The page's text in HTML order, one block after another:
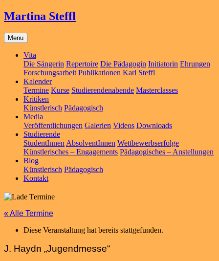
Martina Steffl
Menu
Vita
Die Sängerin Repertoire Die Pädagogin Initiatorin Ehrungen
Forschungsarbeit Publikationen Karl Steffl
Kalender
Termine Kurse Studierendenabende Masterclasses
Kritiken
Künstlerisch Pädagogisch
Media
Veröffentlichungen Galerien Videos Downloads
Studierende
StudentInnen AbsolventInnen Wettbewerbserfolge
Künstlerisches – Engagements Pädagogisches – Anstellungen
Blog
Künstlerisch Pädagogisch
Kontakt
« Alle Termine
Diese Veranstaltung hat bereits stattgefunden.
J. Haydn „Jugendmesse“